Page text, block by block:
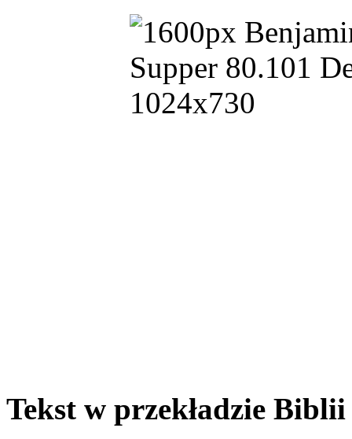
Tekst w przekładzie